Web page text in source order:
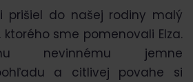
prišiel do našej rodiny malý
sme pomenovali Elza.
nevinnému jemne
a citlivej povahe si